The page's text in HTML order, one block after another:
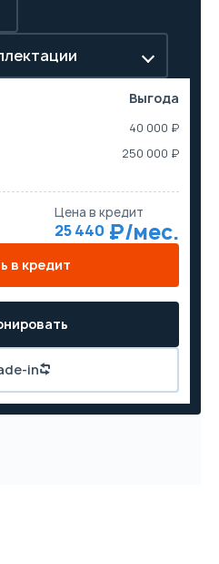
Выгода
40 000 ₽
250 000 ₽
Цена в кредит
25 440
в кредит
in